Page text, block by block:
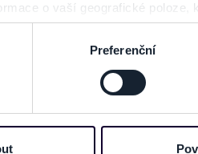
o vaší geografické poloze,
pomocí aktivního
vaše osobní
nebo odvolat v části Prohlášení
nebo vaší aktivitě na našich
používáme např. k
Preferenční